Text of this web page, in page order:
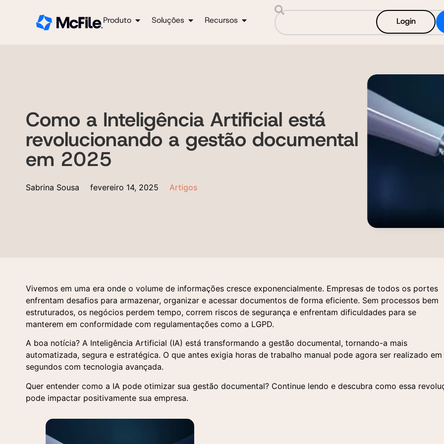
Produto Soluções Recursos Login
Como a Inteligência Artificial está
revolucionando a gestão documental
em 2025
Sabrina Sousa fevereiro 14, 2025 Artigos
Vivemos em uma era onde o volume de informações cresce exponencialmente. Empresas de todos os portes
enfrentam desafios para armazenar, organizar e acessar documentos de forma eficiente. Sem processos bem
estruturados, os negócios perdem tempo, correm riscos de segurança e enfrentam dificuldades para se
manterem em conformidade com regulamentações como a LGPD.
A boa notícia? A Inteligência Artificial (IA) está transformando a gestão documental, tornando-a mais
automatizada, segura e estratégica. O que antes exigia horas de trabalho manual pode agora ser realizado em
segundos com tecnologia avançada.
Quer entender como a IA pode otimizar sua gestão documental? Continue lendo e descubra como essa
pode impactar positivamente sua empresa.